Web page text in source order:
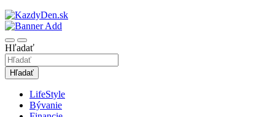
KazdyDen.sk
Hľadať
Hľadať
LifeStyle
Bývanie